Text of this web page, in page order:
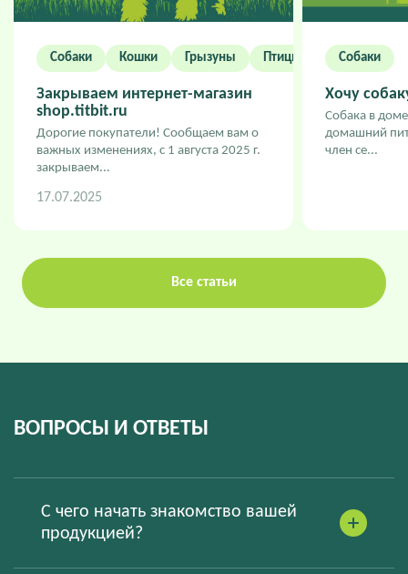
Собаки Кошки Грызуны Птицы
Закрываем интернет-магазин
shop.titbit.ru
Дорогие покупатели! Сообщаем вам о
важных изменениях, с 1 августа 2025 г.
закрываем...
17.07.2025
Собаки
Хочу
Собака в
домашний
член се...
Все статьи
ВОПРОСЫ И ОТВЕТЫ
С чего начать знакомство вашей
продукцией?